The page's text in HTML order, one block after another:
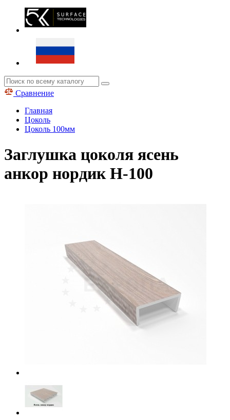
Сравнение
Главная
Цоколь
Цоколь 100мм
Заглушка цоколя ясень
анкор нордик H-100